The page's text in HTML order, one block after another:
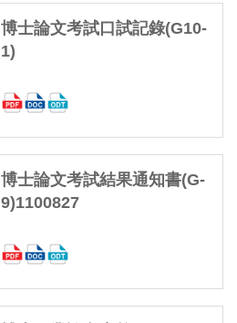
博士論文考試口試記錄(G10-
1)
博士論文考試結果通知書(G-
9)1100827